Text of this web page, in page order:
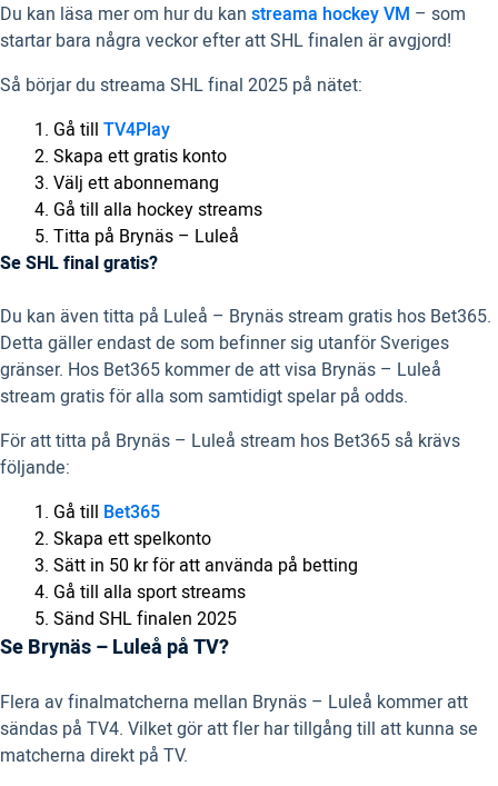
Du kan läsa mer om hur du kan streama hockey VM – som
startar bara några veckor efter att SHL finalen är avgjord!
Så börjar du streama SHL final 2025 på nätet:
Gå till TV4Play
Skapa ett gratis konto
Välj ett abonnemang
Gå till alla hockey streams
Titta på Brynäs – Luleå
Se SHL final gratis?
Du kan även titta på Luleå – Brynäs stream gratis hos Bet365.
Detta gäller endast de som befinner sig utanför Sveriges
gränser. Hos Bet365 kommer de att visa Brynäs – Luleå
stream gratis för alla som samtidigt spelar på odds.
För att titta på Brynäs – Luleå stream hos Bet365 så krävs
följande:
Gå till Bet365
Skapa ett spelkonto
Sätt in 50 kr för att använda på betting
Gå till alla sport streams
Sänd SHL finalen 2025
Se Brynäs – Luleå på TV?
Flera av finalmatcherna mellan Brynäs – Luleå kommer att
sändas på TV4. Vilket gör att fler har tillgång till att kunna se
matcherna direkt på TV.